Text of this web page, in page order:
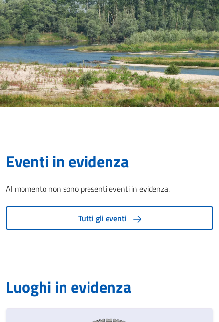
Eventi in evidenza
Al momento non sono presenti eventi in evidenza.
Tutti gli eventi
Luoghi in evidenza